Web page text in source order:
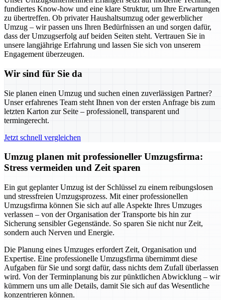
fundiertes Know-how und eine klare Struktur, um Ihre Erwartungen
zu übertreffen. Ob privater Haushaltsumzug oder gewerblicher
Umzug – wir passen uns Ihren Bedürfnissen an und sorgen dafür,
dass der Umzugserfolg auf beiden Seiten steht. Vertrauen Sie in
unsere langjährige Erfahrung und lassen Sie sich von unserem
Engagement überzeugen.
Wir sind für Sie da
Sie planen einen Umzug und suchen einen zuverlässigen Partner?
Unser erfahrenes Team steht Ihnen von der ersten Anfrage bis zum
letzten Karton zur Seite – professionell, transparent und
termingerecht.
Jetzt schnell vergleichen
Umzug planen mit professioneller Umzugsfirma:
Stress vermeiden und Zeit sparen
Ein gut geplanter Umzug ist der Schlüssel zu einem reibungslosen
und stressfreien Umzugsprozess. Mit einer professionellen
Umzugsfirma können Sie sich auf alle Aspekte Ihres Umzuges
verlassen – von der Organisation der Transporte bis hin zur
Sicherung sensibler Gegenstände. So sparen Sie nicht nur Zeit,
sondern auch Nerven und Energie.
Die Planung eines Umzuges erfordert Zeit, Organisation und
Expertise. Eine professionelle Umzugsfirma übernimmt diese
Aufgaben für Sie und sorgt dafür, dass nichts dem Zufall überlassen
wird. Von der Terminplanung bis zur pünktlichen Abwicklung – wir
kümmern uns um alle Details, damit Sie sich auf das Wesentliche
konzentrieren können.